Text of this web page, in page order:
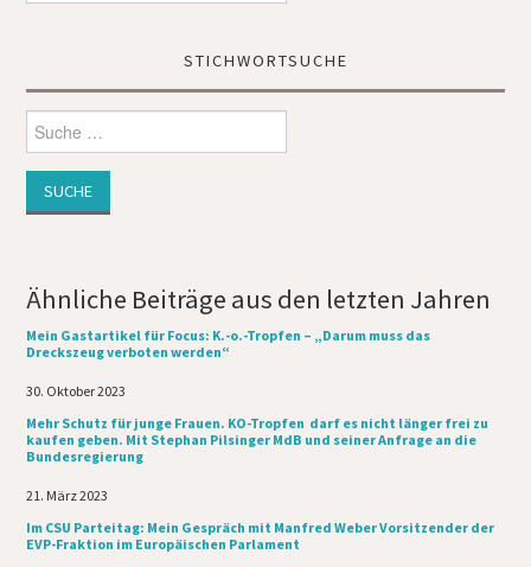
STICHWORTSUCHE
Suche
nach:
Ähnliche Beiträge aus den letzten Jahren
Mein Gastartikel für Focus: K.-o.-Tropfen – „Darum muss das
Dreckszeug verboten werden“
Datum
30. Oktober 2023
Mehr Schutz für junge Frauen. KO-Tropfen darf es nicht länger frei zu
kaufen geben. Mit Stephan Pilsinger MdB und seiner Anfrage an die
Bundesregierung
Datum
21. März 2023
Im CSU Parteitag: Mein Gespräch mit Manfred Weber Vorsitzender der
EVP-Fraktion im Europäischen Parlament